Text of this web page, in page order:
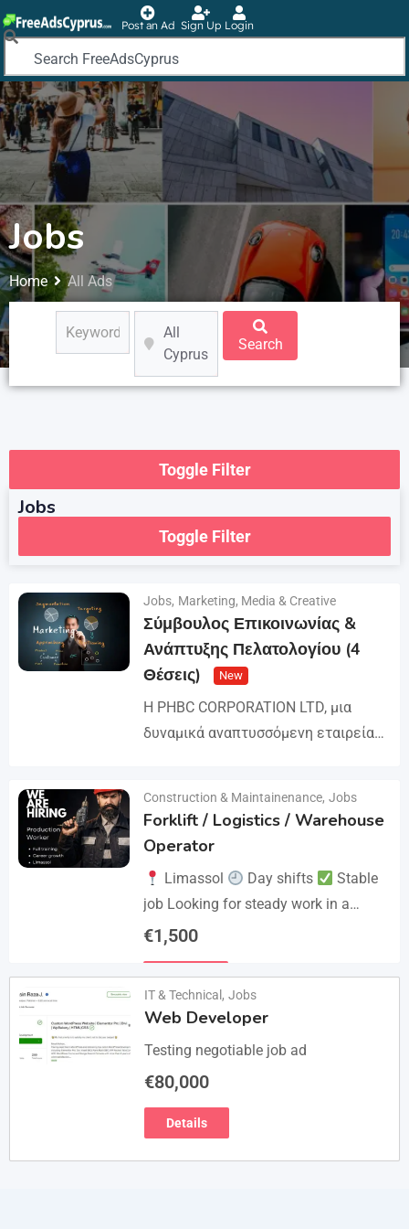
Post an Ad Sign Up Login
Jobs
Home All Ads
All
Cyprus
Search
Jobs
Toggle Filter
Toggle Filter
Jobs, Marketing, Media & Creative
Σύμβουλος Επικοινωνίας &
Ανάπτυξης Πελατολογίου (4
Θέσεις)
New
Η PHBC CORPORATION LTD, μια
δυναμικά αναπτυσσόμενη εταιρεία
και αναζητά άτομα για τη
στελέχωση…
Details
Construction & Maintainenance, Jobs
Forklift / Logistics / Warehouse
Operator
Limassol Day shifts
Stable
job Looking for steady work in a
professional environment? Join a
experience and responsibility.…
€1,500
Details
IT & Technical , Jobs
Web Developer
Testing negotiable job ad
€80,000
Details